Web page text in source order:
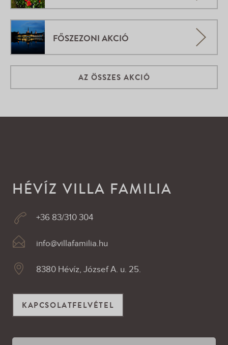
FŐSZEZONI AKCIÓ
AZ ÖSSZES AKCIÓ
HÉVÍZ VILLA FAMILIA
+36 83/310 304
info@villafamilia.hu
8380 Hévíz, József A. u. 25.
KAPCSOLATFELVÉTEL